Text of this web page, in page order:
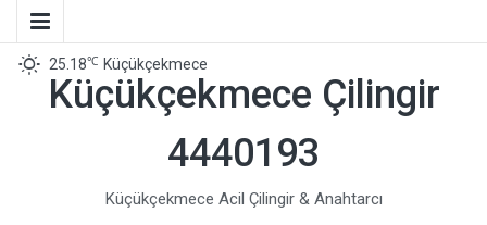
25.18℃ Küçükçekmece
Küçükçekmece Çilingir
4440193
Küçükçekmece Acil Çilingir & Anahtarcı